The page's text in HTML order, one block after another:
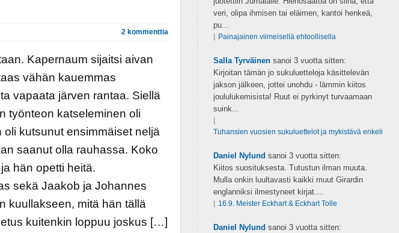
2 kommenttia
Kapernaum sijaitsi aivan
vähän kauemmas
vapaata järven rantaa. Siellä
työnteon katseleminen oli
kutsunut ensimmäiset neljä
saanut olla rauhassa. Koko
hän opetti heitä.
sekä Jaakob ja Johannes
kuullakseen, mitä hän tällä
kuitenkin loppuu joskus […]
veri, olipa ihmisen tai eläimen, kantoi henkeä,
pu...
Painajainen viimeisellä ehtoollisella
Salla Tyrväinensanoi 3 vuotta sitten:
Kirjoitan tämän jo sukuluetteloja käsittelevän
jakson jälkeen, jottei unohdu - lämmin kiitos
joululukemisista! Ruut ei pyrkinyt turvaamaan
suink...
Tuhansien vuosien sukuluettelot ja mykistävä enkeli
Daniel Nylund sanoi 3 vuotta sitten:
Kiitos suosituksesta. Tutustun ilman muuta.
Mulla onkin luultavasti kaikki muut Girardin
englanniksi ilmestyneet kirjat....
16.9. Meister Eckhart & Eckhart Tolle
Daniel Nylund sanoi 3 vuotta sitten: